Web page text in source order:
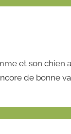
et son
de bonne